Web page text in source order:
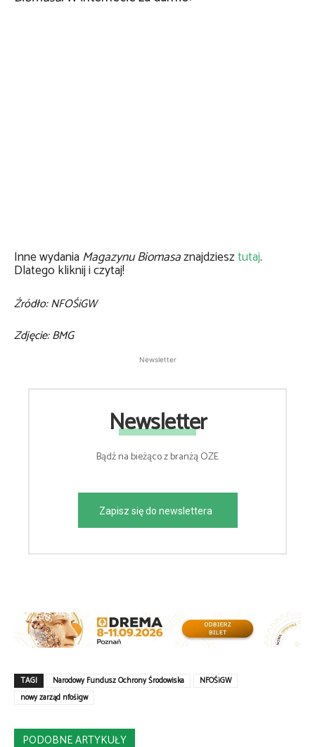
Inne wydaniaMagazynu Biomasaznajdziesztutaj.
Dlatego kliknij i czytaj!
Źródło: NFOŚiGW
Zdjęcie: BMG
Newsletter
Newsletter
Bądź na bieżąco z branżą OZE
Zapisz się do newslettera
TAGI Narodowy Fundusz Ochrony Środowiska
NFOŚiGW
nowy zarząd nfośigw
PODOBNE ARTYKUŁY